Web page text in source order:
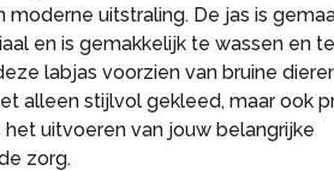
moderne uitstraling. De jas is
en is gemakkelijk te wassen en te
labjas voorzien van bruine
alleen stijlvol gekleed, maar ook
uitvoeren van jouw belangrijke
zorg.